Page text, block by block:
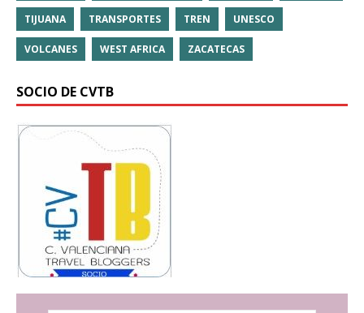
TIJUANA TRANSPORTES TREN UNESCO
VOLCANES WEST AFRICA ZACATECAS
SOCIO DE CVTB